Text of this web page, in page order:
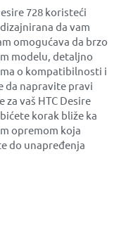
728 koristeći
da vam
omogućava da brzo
modelu, detaljno
o kompatibilnosti i
da napravite pravi
vaš HTC Desire
korak bliže ka
opremom koja
do unapređenja